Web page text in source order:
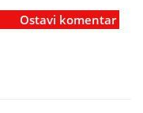
Ostavi komentar